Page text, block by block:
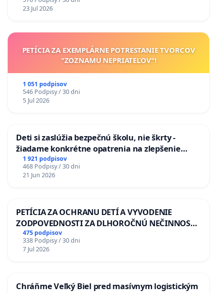
na riešenie zanedbaného stavu závlahových a
odvodňovacích kanálov na Slovensku
23 Jul 2026
PETÍCIA ZA EXEMPLÁRNE POTRESTANIE TVORCOV
"ZOZNAMU NEPRIATEĽOV"!
1 051 podpisov
546 Podpisy / 30 dni
5 Jul 2026
Deti si zaslúžia bezpečnú školu, nie škrty -
žiadame konkrétne opatrenia na zlepšenie
situácie v školstve
1 921 podpisov
468 Podpisy / 30 dni
21 Jun 2026
PETÍCIA ZA OCHRANU DETÍ A VYVODENIE
ZODPOVEDNOSTI ZA DLHOROČNÚ NEČINNOSŤ
A ZLYHANIE ŠTÁTU
475 podpisov
338 Podpisy / 30 dni
7 Jul 2026
Chráňme Veľký Biel pred masívnym logistickým